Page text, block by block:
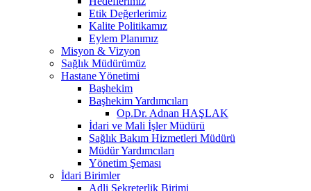
Etik Değerlerimiz
Kalite Politikamız
Eylem Planımız
Misyon & Vizyon
Sağlık Müdürümüz
Hastane Yönetimi
Başhekim
Başhekim Yardımcıları
Op.Dr. Adnan HAŞLAK
İdari ve Mali İşler Müdürü
Sağlık Bakım Hizmetleri Müdürü
Müdür Yardımcıları
Yönetim Şeması
İdari Birimler
Adli Sekreterlik Birimi